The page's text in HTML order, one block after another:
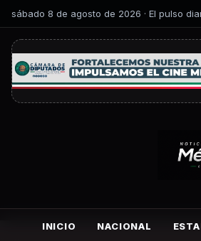
sábado 8 de agosto de 2026 · El pulso
INICIO NACIONAL